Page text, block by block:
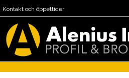
Kontakt och öppettider